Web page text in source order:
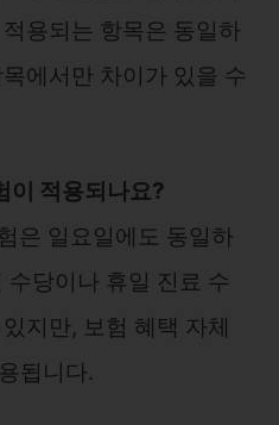
용되는 항목은 동일하
에서만 차이가 있을 수
이 적용되나요?
은 일요일에도 동일하
당이나 휴일 진료 수
지만, 보험 혜택 자체
됩니다.